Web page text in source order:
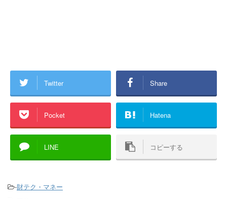
Twitter Share
Pocket Hatena
LINE コピーする
-財テク・マネー